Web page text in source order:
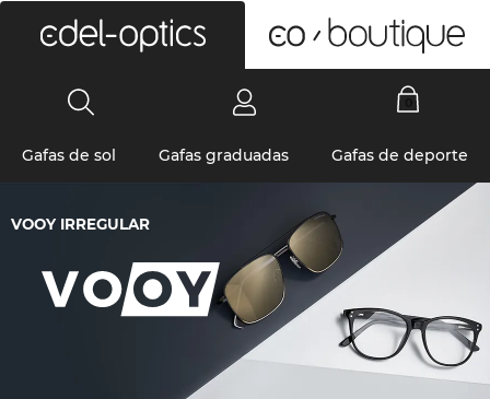
Gafas de sol Gafas graduadas Gafas de deporte
VOOY IRREGULAR